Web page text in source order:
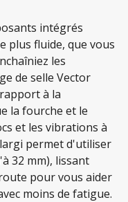
intégrés
plus fluide, que vous
les
de selle Vector
à la
la fourche et le
et les vibrations à
permet d'utiliser
32 mm), lissant
pour vous aider
moins de fatigue.